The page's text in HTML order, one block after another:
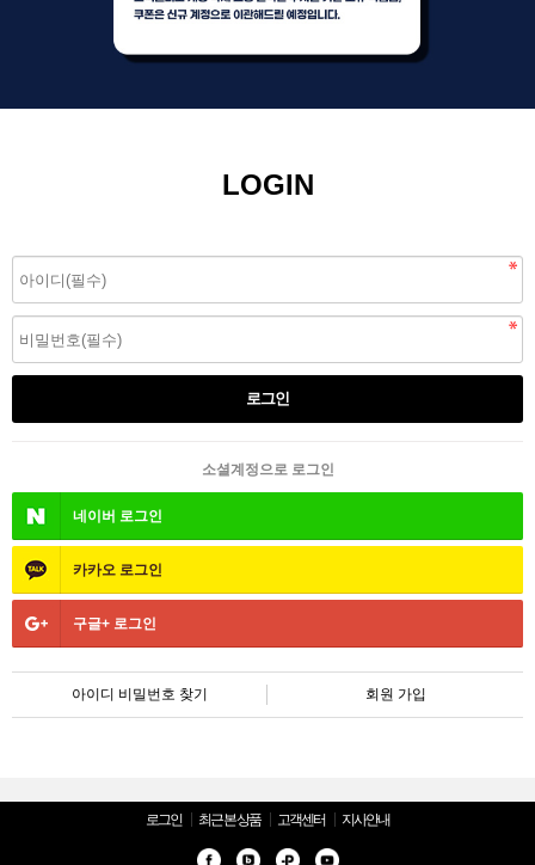
LOGIN
소셜계정으로 로그인
네이버 로그인
카카오 로그인
구글+ 로그인
아이디 비밀번호 찾기 회원 가입
로그인 최근 본 상품 고객센터 지사안내